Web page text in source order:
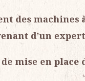
des machines
d’un
mise en place